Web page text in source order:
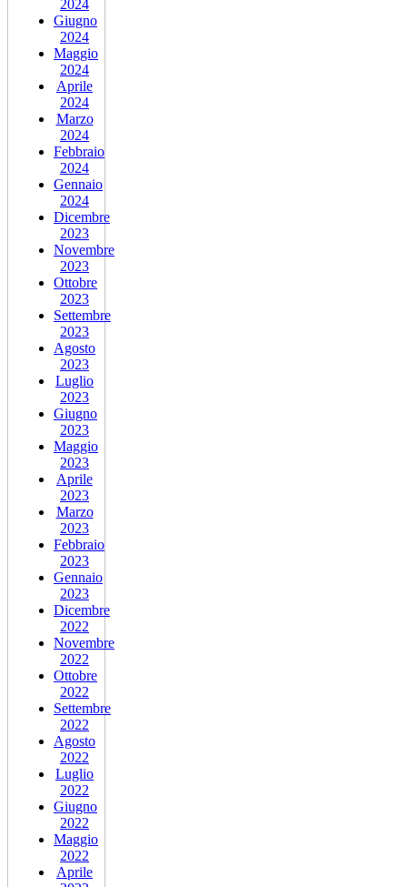
2024
Giugno
2024
Maggio
2024
Aprile
2024
Marzo
2024
Febbraio
2024
Gennaio
2024
Dicembre
2023
Novembre
2023
Ottobre
2023
Settembre
2023
Agosto
2023
Luglio
2023
Giugno
2023
Maggio
2023
Aprile
2023
Marzo
2023
Febbraio
2023
Gennaio
2023
Dicembre
2022
Novembre
2022
Ottobre
2022
Settembre
2022
Agosto
2022
Luglio
2022
Giugno
2022
Maggio
2022
Aprile